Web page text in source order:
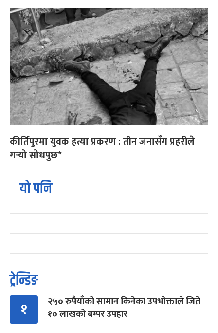
कीर्तिपुरमा युवक हत्या प्रकरण : तीन जनासँग प्रहरीले
गर्‍यो सोधपुछ*
यो पनि
ट्रेन्डिङ
१
२५० रुपैयाँको सामान किनेका उपभोक्ताले जिते
१० लाखको बम्पर उपहार